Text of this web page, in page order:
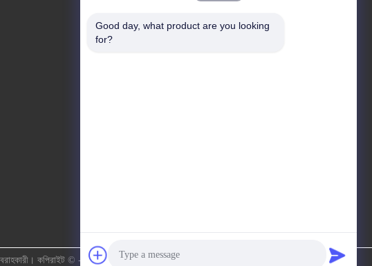
ঠিকানা
কপিরাইট © -2026 Shenzhen Keysun Technology Limited সমস্ত অধিকার সংরক্ষিত।
Good day, what product are you looking
for?